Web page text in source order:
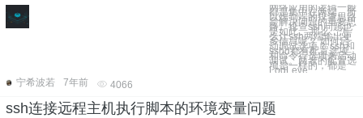
网络应用的逻辑一般
都是集中在两端。所
以端到端的排查思路
是解决问题的重要思
路。排查ssh问题也
是如此。 那么，怎
么让ssh两端输出更
多信息呢？ 如何启
动调试选项？ ssh和
sshd都有配置选项
和命令行选项来启动
调试。两者的配置选
项是一样的，都是
LogLeve
宁希波若
7年前 4066
ssh连接远程主机执行脚本的环境变量问题